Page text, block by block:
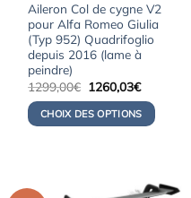
Aileron Col de cygne V2
pour Alfa Romeo Giulia
(Typ 952) Quadrifoglio
depuis 2016 (lame à
peindre)
1299,00€ Le
prix
initial
était :
1260,03€Le
actuel
est :
CHOIX DES OPTIONS